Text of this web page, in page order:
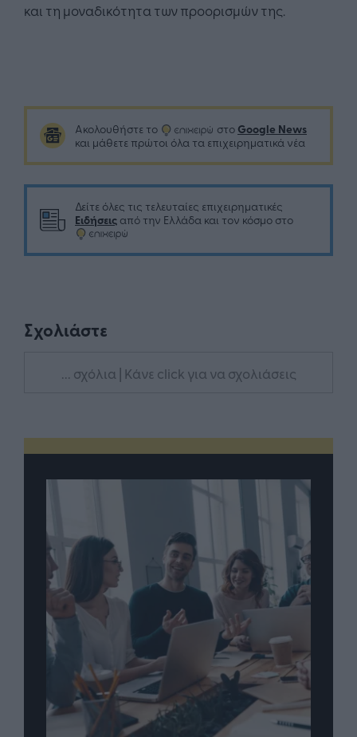
και τη μοναδικότητα των προορισμών της.
Ακολουθήστε το στο Google News
και μάθετε πρώτοι όλα τα επιχειρηματικά νέα
Δείτε όλες τις τελευταίες επιχειρηματικές
Ειδήσεις από την Ελλάδα και τον κόσμο στο
Σχολιάστε
... σχόλια | Κάνε click για να σχολιάσεις